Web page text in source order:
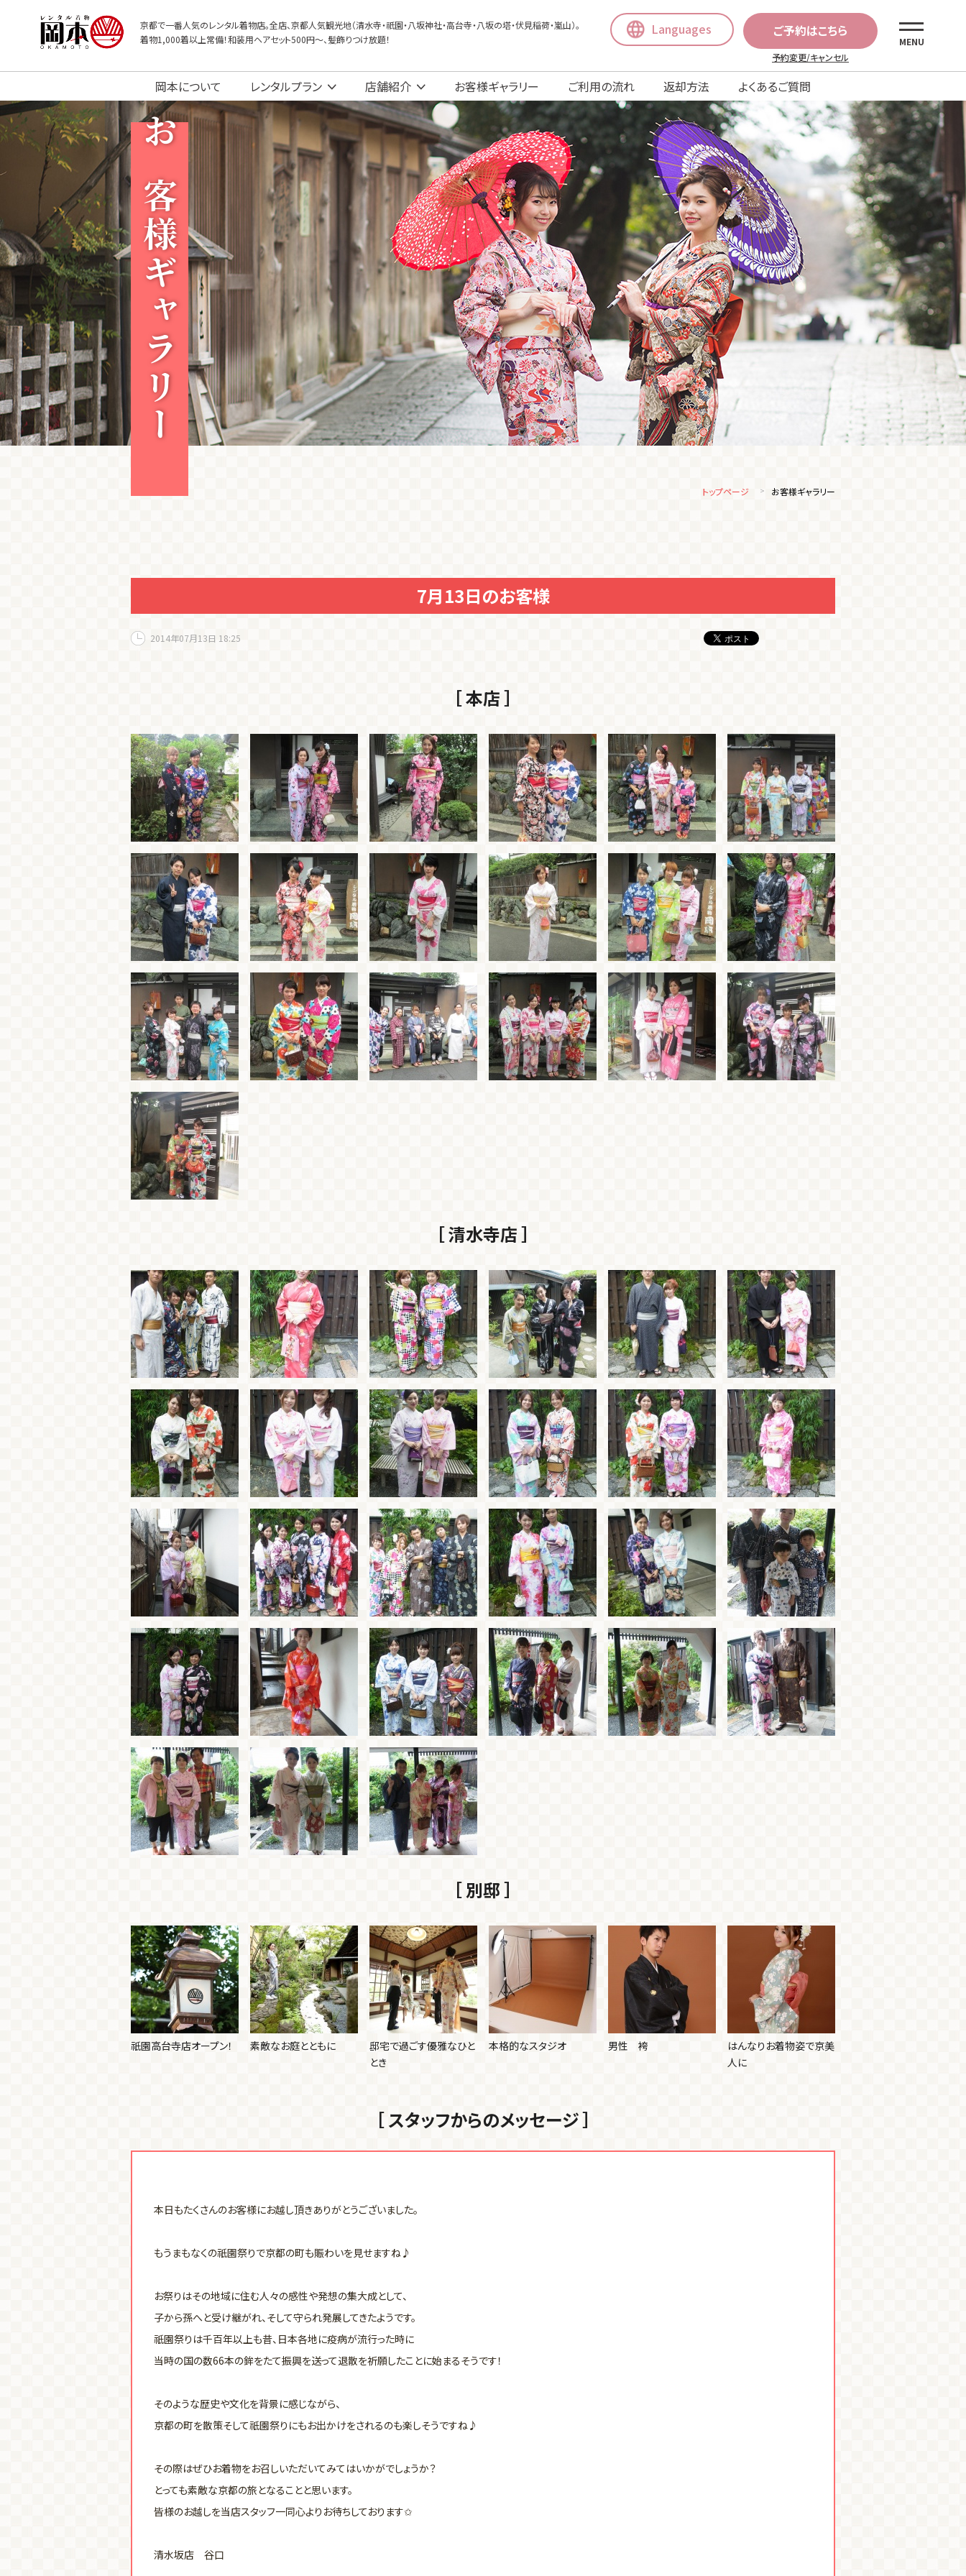
京都で一番人気のレンタル着物店。全店、京都人気観光地（清水寺・祇園・八坂神社・高台寺・八坂の塔・伏見稲荷・嵐山）。
着物1,000着以上常備！和装用ヘアセット500円〜、髪飾りつけ放題！
Languages ご予約はこちら
予約変更/キャンセル
MENU
岡本について レンタルプラン 店舗紹介 お客様ギャラリー ご利用の流れ 返却方法 よくあるご質問
お客様ギャラリー
トップページ お客様ギャラリー
7月13日のお客様
2014年07月13日 18:25
［ 本店 ］
［ 清水寺店 ］
［ 別邸 ］
祇園高台寺店オープン！ 素敵なお庭とともに
邸宅で過ごす優雅なひと
とき
本格的なスタジオ 男性 袴
はんなりお着物姿で京美
人に
［ スタッフからのメッセージ ］
本日もたくさんのお客様にお越し頂きありがとうございました。
もうまもなくの祇園祭りで京都の町も賑わいを見せますね♪
お祭りはその地域に住む人々の感性や発想の集大成として、
子から孫へと受け継がれ、そして守られ発展してきたようです。
祇園祭りは千百年以上も昔、日本各地に疫病が流行った時に
当時の国の数66本の鉾をたて振興を送って退散を祈願したことに始まるそうです！
そのような歴史や文化を背景に感じながら、
京都の町を散策そして祇園祭りにもお出かけをされるのも楽しそうですね♪
その際はぜひお着物をお召しいただいてみてはいかがでしょうか？
とっても素敵な京都の旅となることと思います。
皆様のお越しを当店スタッフ一同心よりお待ちしております✩
清水坂店 谷口